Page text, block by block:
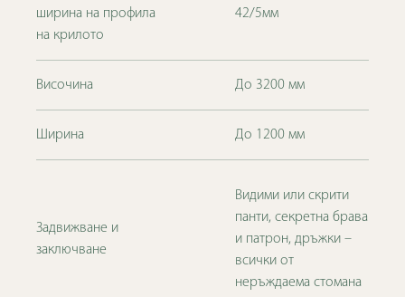
ширина на профила
на крилото
42/5мм
Височина До 3200 мм
Ширина До 1200 мм
Задвижване и
заключване
Видими или скрити
панти, секретна брава
и патрон, дръжки –
всички от
неръждаема стомана